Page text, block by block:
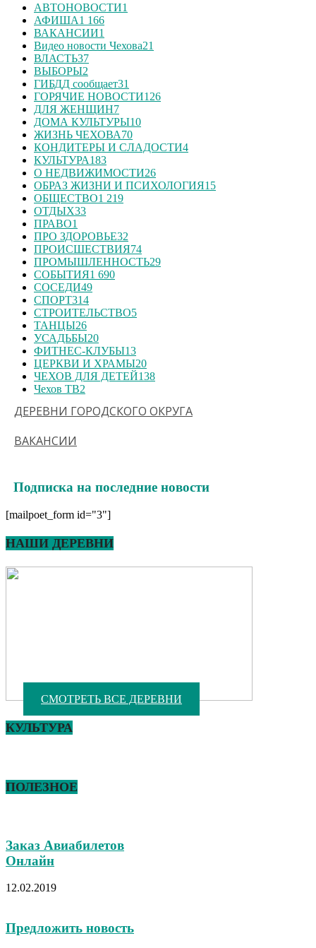
АВТОНОВОСТИ1
АФИША1 166
ВАКАНСИИ1
Видео новости Чехова21
ВЛАСТЬ37
ВЫБОРЫ2
ГИБДД сообщает31
ГОРЯЧИЕ НОВОСТИ126
ДЛЯ ЖЕНЩИН7
ДОМА КУЛЬТУРЫ10
ЖИЗНЬ ЧЕХОВА70
КОНДИТЕРЫ И СЛАДОСТИ4
КУЛЬТУРА183
О НЕДВИЖИМОСТИ26
ОБРАЗ ЖИЗНИ И ПСИХОЛОГИЯ15
ОБЩЕСТВО1 219
ОТДЫХ33
ПРАВО1
ПРО ЗДОРОВЬЕ32
ПРОИСШЕСТВИЯ74
ПРОМЫШЛЕННОСТЬ29
СОБЫТИЯ1 690
СОСЕДИ49
СПОРТ314
СТРОИТЕЛЬСТВО5
ТАНЦЫ26
УСАДЬБЫ20
ФИТНЕС-КЛУБЫ13
ЦЕРКВИ И ХРАМЫ20
ЧЕХОВ ДЛЯ ДЕТЕЙ138
Чехов ТВ2
ДЕРЕВНИ ГОРОДСКОГО ОКРУГА
ВАКАНСИИ
Подписка на последние новости
[mailpoet_form id="3"]
НАШИ ДЕРЕВНИ
СМОТРЕТЬ ВСЕ ДЕРЕВНИ
КУЛЬТУРА
ПОЛЕЗНОЕ
Заказ Авиабилетов
Онлайн
12.02.2019
Предложить новость